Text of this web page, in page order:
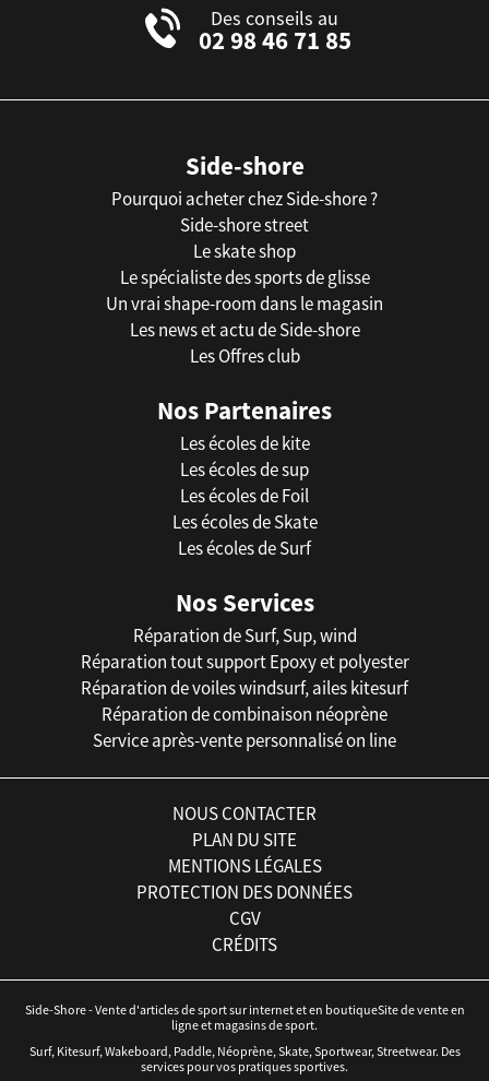
Des conseils au
02 98 46 71 85
Side-shore
Pourquoi acheter chez Side-shore ?
Side-shore street
Le skate shop
Le spécialiste des sports de glisse
Un vrai shape-room dans le magasin
Les news et actu de Side-shore
Les Offres club
Nos Partenaires
Les écoles de kite
Les écoles de sup
Les écoles de Foil
Les écoles de Skate
Les écoles de Surf
Nos Services
Réparation de Surf, Sup, wind
Réparation tout support Epoxy et polyester
Réparation de voiles windsurf, ailes kitesurf
Réparation de combinaison néoprène
Service après-vente personnalisé on line
NOUS CONTACTER
PLAN DU SITE
MENTIONS LÉGALES
PROTECTION DES DONNÉES
CGV
CRÉDITS
Side-Shore - Vente d'articles de sport sur internet et en boutiqueSite de vente en
ligne et magasins de sport.
Surf, Kitesurf, Wakeboard, Paddle, Néoprène, Skate, Sportwear, Streetwear. Des
services pour vos pratiques sportives.